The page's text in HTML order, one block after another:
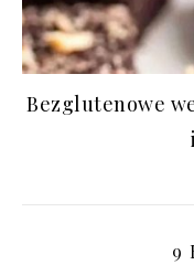
Bezglutenowe
9